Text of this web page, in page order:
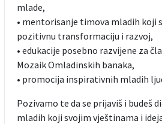
mlade,
• mentorisanje timova mladih koji
pozitivnu transformaciju i razvoj,
• edukacije posebno razvijene za
Mozaik Omladinskih banaka,
• promocija inspirativnih mladih
Pozivamo te da se prijaviš i budeš
mladih koji svojim vještinama i